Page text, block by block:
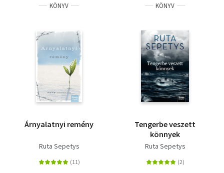
KÖNYV
Árnyalatnyi remény
Ruta Sepetys
KÖNYV
Tengerbe veszett
könnyek
Ruta Sepetys